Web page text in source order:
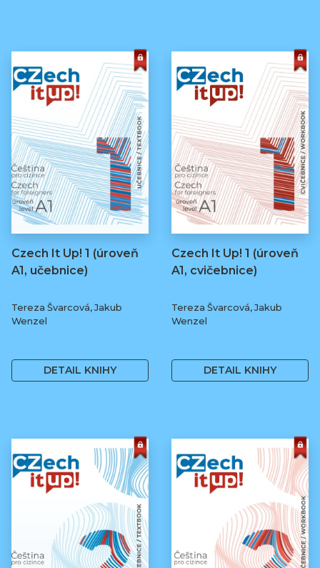
Czech It Up! 1 (úroveň
A1, učebnice)
Tereza Švarcová, Jakub
Wenzel
DETAIL KNIHY
Czech It Up! 1 (úroveň
A1, cvičebnice)
Tereza Švarcová, Jakub
Wenzel
DETAIL KNIHY